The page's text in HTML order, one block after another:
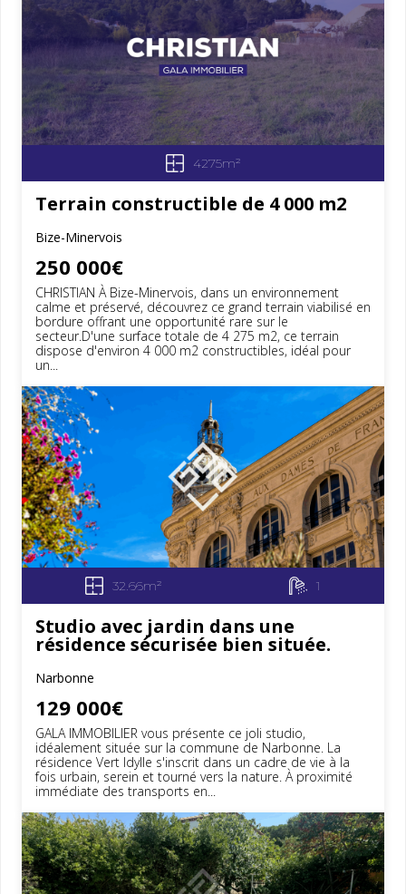
4275m²
Terrain constructible de 4 000 m2
Bize-Minervois
250 000€
CHRISTIAN À Bize-Minervois, dans un environnement
calme et préservé, découvrez ce grand terrain viabilisé en
bordure offrant une opportunité rare sur le
secteur.D'une surface totale de 4 275 m2, ce terrain
dispose d'environ 4 000 m2 constructibles, idéal pour
un...
32.66m² 1
Studio avec jardin dans une
résidence sécurisée bien située.
Narbonne
129 000€
GALA IMMOBILIER vous présente ce joli studio,
idéalement située sur la commune de Narbonne. La
résidence Vert Idylle s'inscrit dans un cadre de vie à la
fois urbain, serein et tourné vers la nature. À proximité
immédiate des transports en...